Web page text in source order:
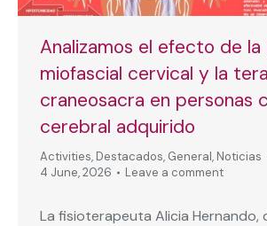
Analizamos el efecto de la
miofascial cervical y la
craneosacra en personas
cerebral adquirido
Activities, Destacados, General, Noticias
4 June, 2026
Leave a comment
La fisioterapeuta Alicia Hernando,